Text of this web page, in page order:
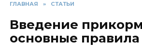
ГЛАВНАЯ » СТАТЬИ
Введение
основные правила